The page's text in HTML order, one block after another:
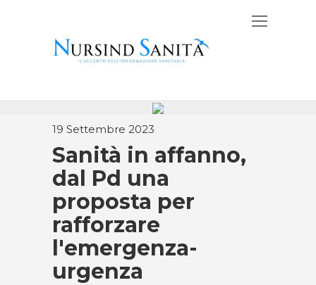
19 Settembre 2023
Sanità in affanno,
dal Pd una
proposta per
rafforzare
l'emergenza-
urgenza